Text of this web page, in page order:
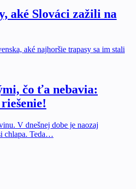
aké Slováci zažili na
aké najhoršie trapasy sa im stali
čo ťa nebavia:
V dnešnej dobe je naozaj
chlapa. Teda…